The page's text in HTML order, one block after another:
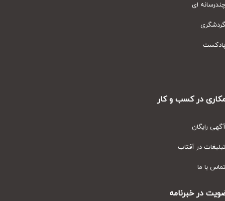
ای
در کسب و کار
رایگان
در آفتاب
با ما
در خبرنامه